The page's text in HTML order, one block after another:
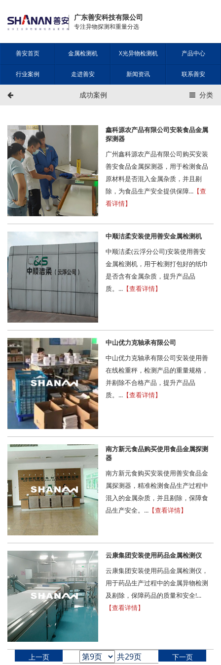
广东善安科技有限公司
专注异物探测和重量分选
善安首页 金属检测机 X光异物检测机 产品中心
行业案例 走进善安 新闻资讯 联系善安
成功案例 分类
鑫科源农产品有限公司安装食品金属
探测器
广州鑫科源农产品有限公司购买安装
善安食品金属探测器，用于检测食品
原材料是否混入金属杂质，并且剔
除，为食品生产安全提供保障...【查
看详情】
中顺洁柔安装使用善安金属检测机
中顺洁柔(云浮分公司)安装使用善安
金属检测机，用于检测打包好的纸巾
是否含有金属杂质，提升产品品
质。...【查看详情】
中山优力克轴承有限公司
中山优力克轴承有限公司安装使用善
在线检重秤，检测产品的重量规格，
并剔除不合格产品，提升产品品
质。...【查看详情】
南方新元食品购买使用食品金属探测
器
南方新元食购买安装使用善安食品金
属探测器，精准检测食品生产过程中
混入的金属杂质，并且剔除，保障食
品生产安全。...【查看详情】
云康集团安装使用药品金属检测仪
云康集团安装使用药品金属检测仪，
用于药品生产过程中的金属异物检测
及剔除，保障药品的质量和安全!...
【查看详情】
上一页 共29页 下一页